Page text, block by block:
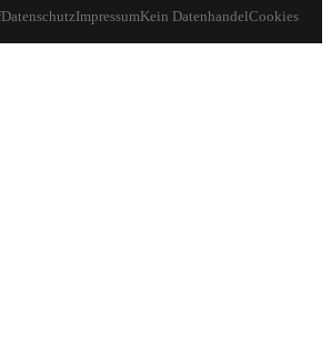
DatenschutzImpressumKein DatenhandelCookies